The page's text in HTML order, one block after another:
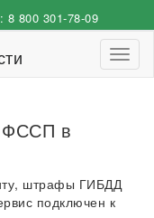
8 800 301-78-09
ФССП в
штрафы ГИБДД
подключен к